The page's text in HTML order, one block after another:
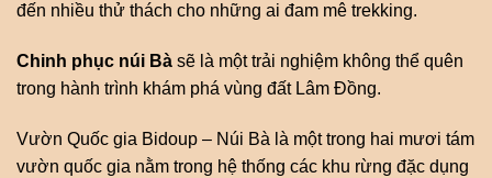
đến nhiều thử thách cho những ai đam mê trekking.
Chinh phục núi Bà sẽ là một trải nghiệm không thể quên
trong hành trình khám phá vùng đất Lâm Đồng.
Vườn Quốc gia Bidoup – Núi Bà là một trong hai mươi tám
vườn quốc gia nằm trong hệ thống các khu rừng đặc dụng